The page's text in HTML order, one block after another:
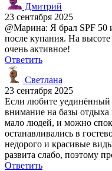
Дмитрий
23 сентября 2025
@Марина: Я брал SPF 50
после купания. На
очень активное!
Ответить
Светлана
23 сентября 2025
Если любите уединённый
внимание на базы
мало людей, и можно
останавливались в
недорого и красивые
развита слабо, поэтому
Ответить